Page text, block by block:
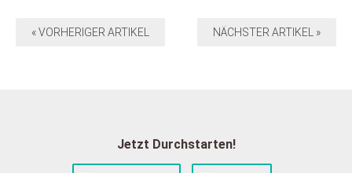
NÄCHSTER ARTIKEL »
« VORHERIGER ARTIKEL
Jetzt Durchstarten!